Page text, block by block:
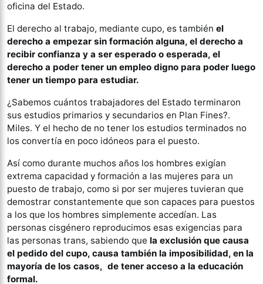
oficina del Estado.
El derecho al trabajo, mediante cupo, es también el
derecho a empezar sin formación alguna, el derecho a
recibir confianza y a ser esperado o esperada, el
derecho a poder tener un empleo digno para poder luego
tener un tiempo para estudiar.
¿Sabemos cuántos trabajadores del Estado terminaron
sus estudios primarios y secundarios en Plan Fines?.
Miles. Y el hecho de no tener los estudios terminados no
los convertía en poco idóneos para el puesto.
Así como durante muchos años los hombres exigían
extrema capacidad y formación a las mujeres para un
puesto de trabajo, como si por ser mujeres tuvieran que
demostrar constantemente que son capaces para puestos
a los que los hombres simplemente accedían. Las
personas cisgénero reproducimos esas exigencias para
las personas trans, sabiendo que la exclusión que causa
el pedido del cupo, causa también la imposibilidad, en la
mayoría de los casos, de tener acceso a la educación
formal.